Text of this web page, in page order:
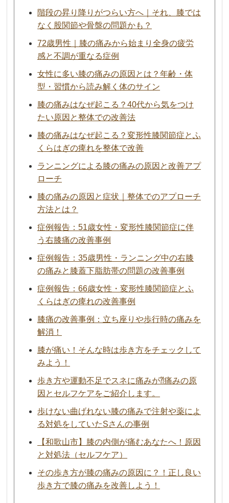
階段の昇り降りがつらい方へ｜それ、膝では
なく股関節や骨盤の問題かも？
72歳男性｜膝の痛みから始まり全身の疲労
感と不調が重なる症例
女性に多い膝の痛みの原因とは？年齢・体
型・習慣から読み解く体のサイン
膝の痛みはなぜ起こる？40代から気をつけ
たい原因と整体での改善法
膝の痛みはなぜ起こる？変形性膝関節症とふ
くらはぎの痺れを整体で改善
ランニングによる膝の痛みの原因と改善アプ
ローチ
膝の痛みの原因と症状｜整体でのアプローチ
方法とは？
症例報告：51歳女性・変形性膝関節症に伴
う右膝痛の改善事例
症例報告：35歳男性・ランニング中の右膝
の痛みと膝蓋下脂肪帯の問題の改善事例
症例報告：66歳女性・変形性膝関節症とふ
くらはぎの痺れの改善事例
膝痛の改善事例：立ち座りや歩行時の痛みを
解消！
膝が痛い！そんな時は歩き方をチェックして
みよう！
歩き方や運動不足でスネに痛みが⁈痛みの原
因とセルフケアをご紹介します。
歩けない曲げれない膝の痛みで注射や薬によ
る対処をしていたSさんの事例
【和歌山市】膝の内側が痛むあなたへ！原因
と対処法（セルフケア）
その歩き方が膝の痛みの原因に？！正し良い
歩き方で膝の痛みを改善しよう！